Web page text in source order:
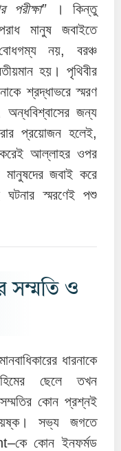
পরীক্ষা”। কিন্তু
মানুষ জবাইতে
নয়, বরঞ্চ
হয়। পৃথিবীর
শ্রদ্ধাভরে স্মরণ
জন্য
প্রয়োজন হলেই,
করেই আল্লাহর ওপর
মানুষদের জবাই করে
স্মরণেই পশু
সম্মতি ও
ধারনাকে
ছেলে তখন
কোন প্রশ্নই
সভ্য জগতে
কোন ইনফর্মড